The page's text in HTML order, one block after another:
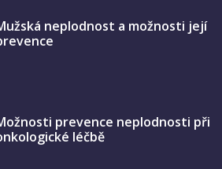
neplodnost a možnosti její
prevence neplodnosti při
léčbě